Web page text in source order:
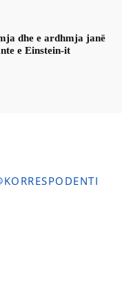
dhe e ardhmja janë
e Einstein-it